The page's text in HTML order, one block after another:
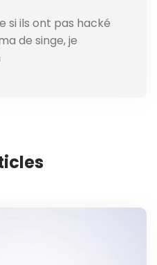
si ils ont pas hacké
de singe, je